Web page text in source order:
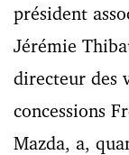
président
Jérémie
directeur des
concessions
Mazda, a,